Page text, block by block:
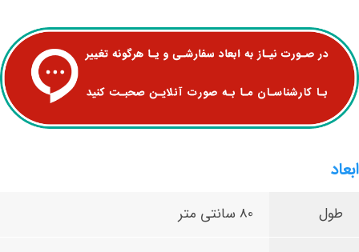
ابعاد
طول 80 سانتی متر